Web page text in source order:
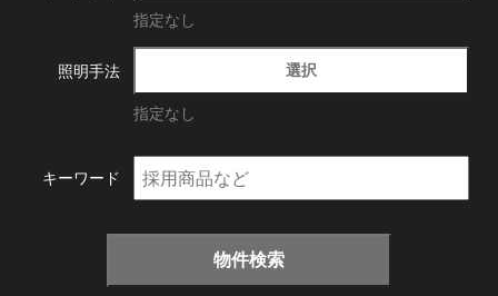
指定なし
照明手法 選択
指定なし
キーワード
物件検索